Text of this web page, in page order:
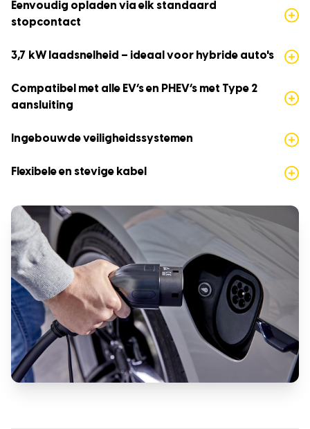
Eenvoudig opladen via elk standaard
stopcontact
3,7 kW laadsnelheid – ideaal voor hybride auto's
Compatibel met alle EV’s en PHEV’s met Type 2
aansluiting
Ingebouwde veiligheidssystemen
Flexibele en stevige kabel